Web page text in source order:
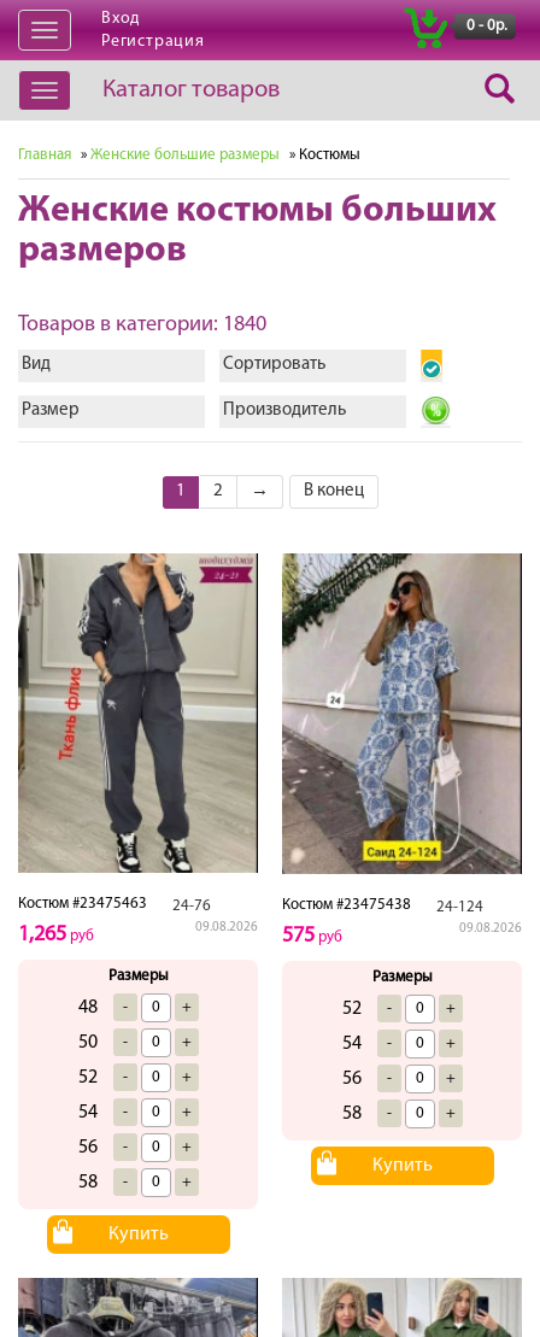
Открыть
навигацию
Вход
Регистрация
0 - 0р.
Открыть
навигацию
Каталог товаров
Главная » Женские большие размеры » Костюмы
Женские костюмы больших
размеров
Товаров в категории: 1840
Вид Сортировать
Размер Производитель
1 2 → В конец
Костюм #23475463 24-76
09.08.2026
1,265 руб
Размеры
48 - +
50 - +
52 - +
54 - +
56 - +
58 - +
Купить
Костюм #23475438 24-124
09.08.2026
575 руб
Размеры
52 - +
54 - +
56 - +
58 - +
Купить